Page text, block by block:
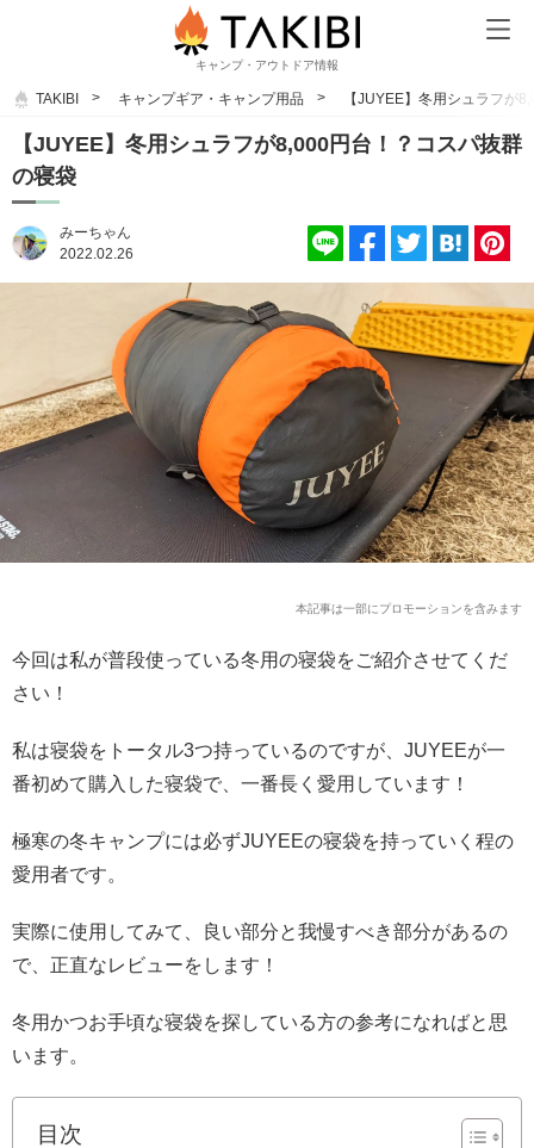
キャンプ・アウトドア情報
TAKIBI キャンプギア・キャンプ用品 【JUYEE】冬用シュラフが
【JUYEE】冬用シュラフが8,000円台！？コスパ抜群
の寝袋
みーちゃん
2022.02.26
本記事は一部にプロモーションを含みます
今回は私が普段使っている冬用の寝袋をご紹介させてくだ
さい！
私は寝袋をトータル3つ持っているのですが、JUYEEが一
番初めて購入した寝袋で、一番長く愛用しています！
極寒の冬キャンプには必ずJUYEEの寝袋を持っていく程の
愛用者です。
実際に使用してみて、良い部分と我慢すべき部分があるの
で、正直なレビューをします！
冬用かつお手頃な寝袋を探している方の参考になればと思
います。
目次